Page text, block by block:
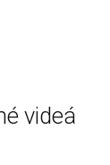
videá